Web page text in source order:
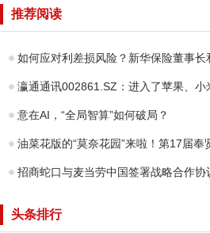
开展公益科普宣
传一起呵护“小心
药
推荐阅读
如何应对利差损风险？新华保险董事长
瀛通通讯002861.SZ：进入了苹果、小
意在AI，“全局智算”如何破局？
油菜花版的“莫奈花园”来啦！第17届奉
招商蛇口与麦当劳中国签署战略合作协
头条排行